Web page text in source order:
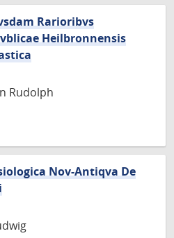
Rarioribvs
Heilbronnensis
Rudolph
Nov-Antiqva De